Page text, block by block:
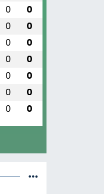
0 0
0 0
0 0
0 0
0 0
0 0
0 0